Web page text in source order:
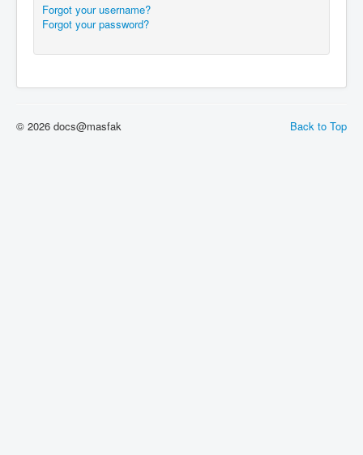
Forgot your username?
Forgot your password?
Back to Top
© 2026 docs@masfak